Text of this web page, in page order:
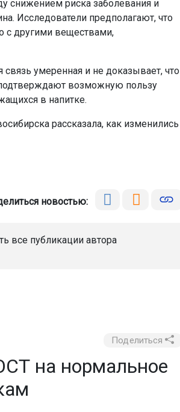
снижением риска заболевания и
Исследователи предполагают, что
с другими веществами,
умеренная и не доказывает, что
возможную пользу
в напитке.
рассказала, как изменились
новостью:
все публикации автора
Поделиться
на нормальное